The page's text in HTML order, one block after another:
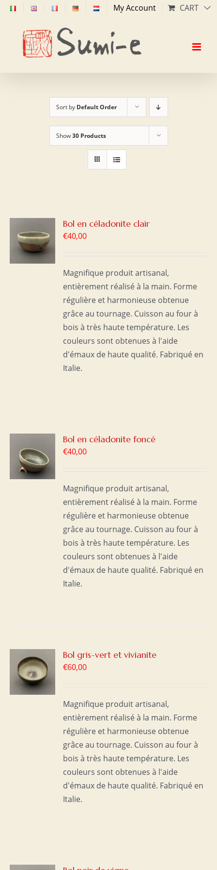
Skip
content
My Account CART
Sort by Default Order
Show30 Products
Bol en céladonite clair
€40,00
Magnifique produit artisanal,
entièrement réalisé à la main. Forme
régulière et harmonieuse obtenue
grâce au tournage. Cuisson au four à
bois à très haute température. Les
couleurs sont obtenues à l'aide
d'émaux de haute qualité. Fabriqué en
Italie.
Bol en céladonite foncé
€40,00
Magnifique produit artisanal,
entièrement réalisé à la main. Forme
régulière et harmonieuse obtenue
grâce au tournage. Cuisson au four à
bois à très haute température. Les
couleurs sont obtenues à l'aide
d'émaux de haute qualité. Fabriqué en
Italie.
Bol gris-vert et vivianite
€60,00
Magnifique produit artisanal,
entièrement réalisé à la main. Forme
régulière et harmonieuse obtenue
grâce au tournage. Cuisson au four à
bois à très haute température. Les
couleurs sont obtenues à l'aide
d'émaux de haute qualité. Fabriqué en
Italie.